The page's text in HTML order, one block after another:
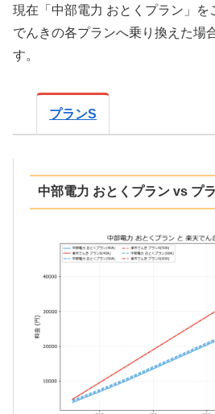
現在「中部電力 おとくプラン」を
でんきの各プランへ乗り換えた場
す。
プランS
中部電力 おとくプラン vs プ